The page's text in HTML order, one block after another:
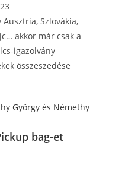
Szlovákia,
akkor már csak a
igazolvány
összeszedése
bag-et